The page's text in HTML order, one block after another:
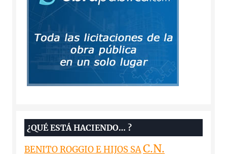
¿QUÉ ESTÁ HACIENDO… ?
BENITO ROGGIO E HIJOS SAC.N.